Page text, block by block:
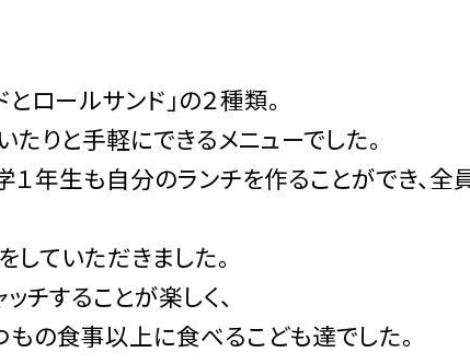
ロールサンド」の２種類。
りと手軽にできるメニューでした。
年生も自分のランチを作ることができ、全
していただきました。
チすることが楽しく、
の食事以上に食べるこども達でした。